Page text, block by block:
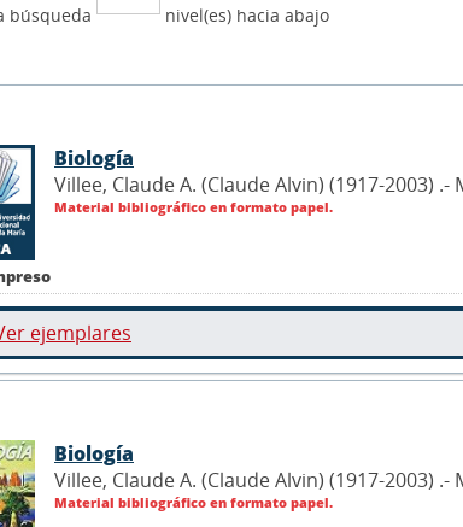
búsqueda nivel(es) hacia abajo
Biología
Villee, Claude A. (Claude Alvin) (1917-2003)
Material bibliográfico en formato papel.
ejemplares
Biología
Villee, Claude A. (Claude Alvin) (1917-2003)
Material bibliográfico en formato papel.